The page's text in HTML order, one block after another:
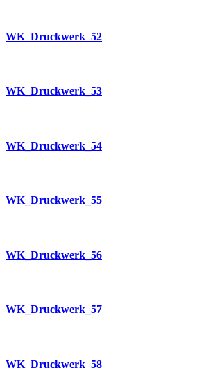
WK_Druckwerk_52
WK_Druckwerk_53
WK_Druckwerk_54
WK_Druckwerk_55
WK_Druckwerk_56
WK_Druckwerk_57
WK_Druckwerk_58